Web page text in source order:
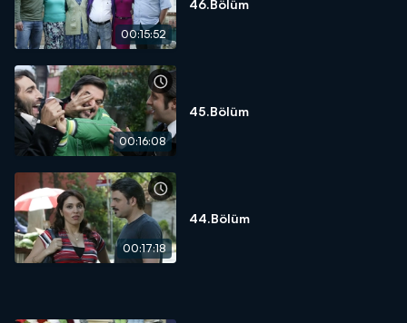
00:15:52
46.Bölüm
00:16:08
45.Bölüm
00:17:18
44.Bölüm